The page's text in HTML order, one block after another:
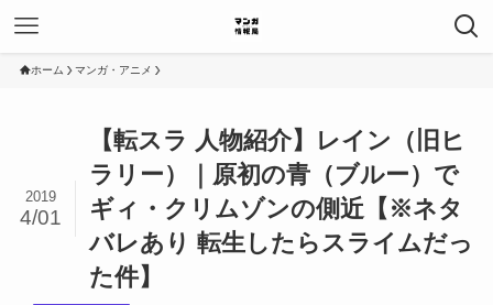
ホーム マンガ・アニメ
【転スラ 人物紹介】レイン（旧ヒ
ラリー）｜原初の青（ブルー）で
ギィ・クリムゾンの側近【※ネタ
バレあり 転生したらスライムだっ
た件】
2019
4/01